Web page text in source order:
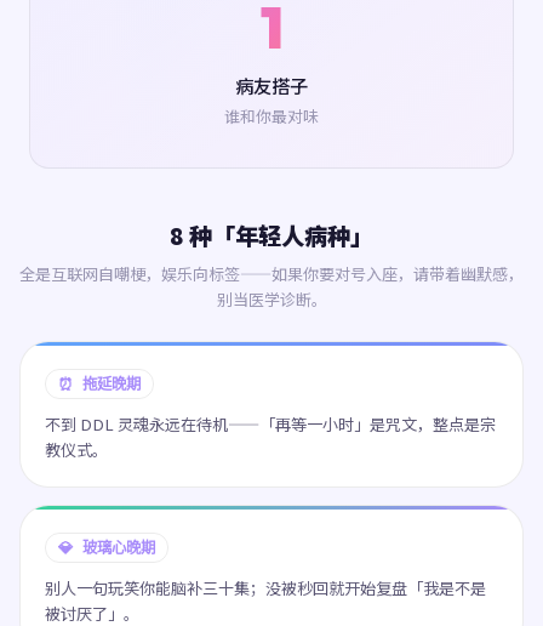
1
病友搭子
谁和你最对味
8 种「年轻人病种」
全是互联网自嘲梗，娱乐向标签——如果你要对号入座，请带着幽默感，
别当医学诊断。
⏰ 拖延晚期
不到 DDL 灵魂永远在待机——「再等一小时」是咒文，整点是宗
教仪式。
💎 玻璃心晚期
别人一句玩笑你能脑补三十集；没被秒回就开始复盘「我是不是
被讨厌了」。